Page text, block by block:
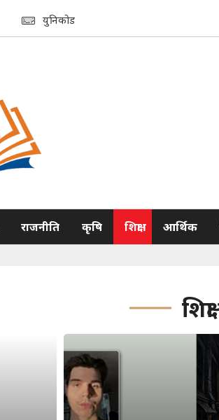
युनिकोड
राजनीति कृषि शिक्षा आर्थिक
शिक्षा